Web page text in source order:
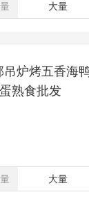
大量
吊炉烤五香海
熟食批发
大量